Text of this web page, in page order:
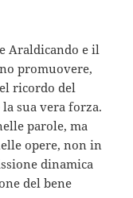
Araldicando e il
promuovere,
ricordo del
sua vera forza.
parole, ma
opere, non in
dinamica
del bene